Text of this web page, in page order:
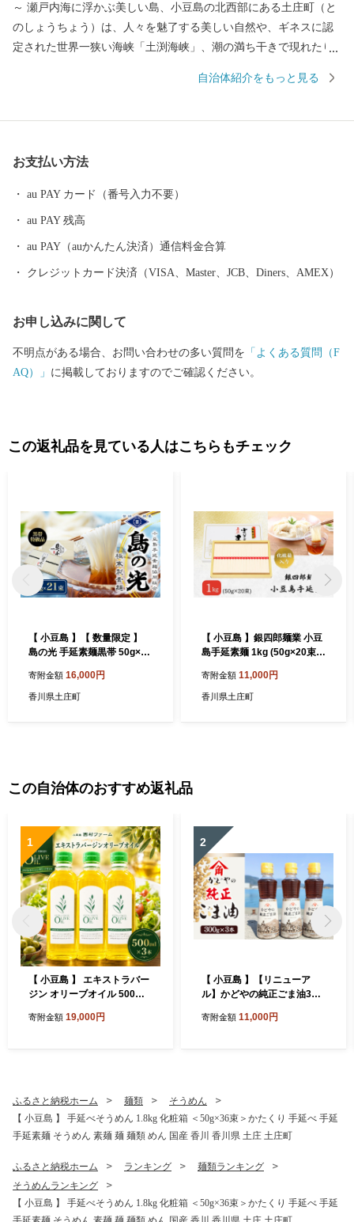
～ 瀬戸内海に浮かぶ美しい島、小豆島の北西部にある土庄町（と
のしょうちょう）は、人々を魅了する美しい自然や、ギネスに認
定された世界一狭い海峡「土渕海峡」、潮の満ち干きで現れたり
作「二十四の瞳」の平和の群像などの観光スポットが数多くあ
本一の生産量を誇る「ごま油」、小豆島産オリーブのしぼり果実
ょうどしま しまはも）」など、豊かな自然で育まれたおいしいも
のがいっぱい。 先人が築いた伝統的な行事や歴史的な景観を守
り、後世へと継承していくには、「ふるさとを大切にしたい」
まちづくりのテーマの各事業に対する貴重な財源として活用させ
自治体紹介をもっと見る
お支払い方法
au PAY カード（番号入力不要）
au PAY 残高
au PAY（auかんたん決済）通信料金合算
クレジットカード決済（VISA、Master、JCB、Diners、AMEX）
お申し込みに関して
不明点がある場合、お問い合わせの多い質問を 「よくある質問（F
AQ）」 に掲載しておりますのでご確認ください。
この返礼品を見ている人はこちらもチェック
【 小豆島 】【 数量限定 】
島の光 手延素麺黒帯 50g×21
麺類 麺 めん 簡単 ヘルシー
贈り物 ギフト 贈答 特級品 コ
寄附金額 16,000円
香川県土庄町
【 小豆島 】銀四郎麺業 小豆
島手延素麺 1kg (50g×20束)
素麺 麺 麺類 めん もっちり
国産 香川 香川県 土庄 土庄町
寄附金額 11,000円
香川県土庄町
この自治体のおすすめ返礼品
1
【 小豆島 】 エキストラバー
ジン オリーブオイル 500ml
油 パスタ サラダ ドレッシン
で、予めご了承ください。
寄附金額 19,000円
2
【 小豆島 】【リニューア
ル】かどやの純正ごま油300
ジナルラベル 食用油 調味料
寄附金額 11,000円
ふるさと納税ホーム 麺類
そうめん
【 小豆島 】 手延べそうめん 1.8kg 化粧箱 ＜50g×36束＞かたくり 手延べ 手延
手延素麺 そうめん 素麺 麺 麺類 めん 国産 香川 香川県 土庄 土庄町
ふるさと納税ホーム ランキング
麺類ランキング
そうめんランキング
【 小豆島 】 手延べそうめん 1.8kg 化粧箱 ＜50g×36束＞かたくり 手延べ 手延